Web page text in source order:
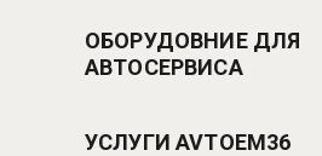
ОБОРУДОВНИЕ ДЛЯ
АВТОСЕРВИСА
УСЛУГИ AVTOEM36